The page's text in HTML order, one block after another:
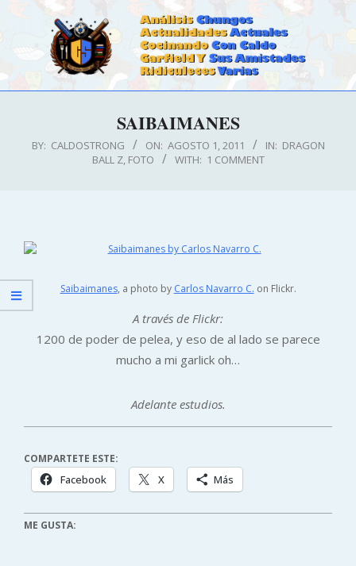
CALDOSTRONG.COM
SAIBAIMANES
BY: CALDOSTRONG ON: AGOSTO 1, 2011 IN: DRAGON
BALL Z, FOTO WITH: 1 COMMENT
Saibaimanes, a photo by Carlos Navarro C. on Flickr.
A través de Flickr:
1200 de poder de pelea, y eso de al lado se parece
mucho a mi garlick oh…
Adelante estudios.
COMPARTETE ESTE:
Facebook X Más
ME GUSTA: